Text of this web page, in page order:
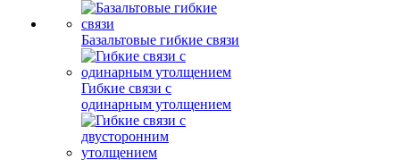
Базальтовые гибкие связи
Гибкие связи с
одинарным утолщением